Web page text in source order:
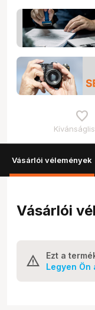
Vásárlói vélemények
Vásárlói
Ezt a
Legyen Ön